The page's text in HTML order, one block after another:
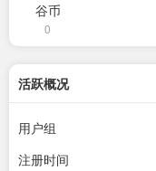
谷币
0
活跃概况
用户组
注册时间